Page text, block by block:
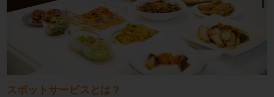
スポットサービスとは？